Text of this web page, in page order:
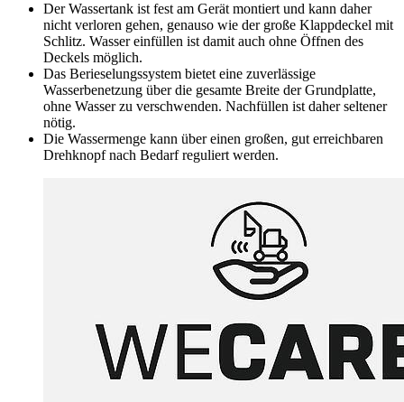
Der Wassertank ist fest am Gerät montiert und kann daher
nicht verloren gehen, genauso wie der große Klappdeckel mit
Schlitz. Wasser einfüllen ist damit auch ohne Öffnen des
Deckels möglich.
Das Berieselungssystem bietet eine zuverlässige
Wasserbenetzung über die gesamte Breite der Grundplatte,
ohne Wasser zu verschwenden. Nachfüllen ist daher seltener
nötig.
Die Wassermenge kann über einen großen, gut erreichbaren
Drehknopf nach Bedarf reguliert werden.